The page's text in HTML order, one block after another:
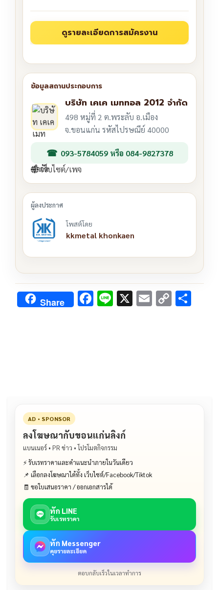
บริษัท เคเค เมททอล 2012 จำกัด
498 หมู่ที่ 2 ต.พระลับ อ.เมือง
จ.ขอนแก่น รหัสไปรษณีย์ 40000
093-5784059 หรือ 084-9827378
เว็บไซต์/เพจ
โพสต์โดย
kkmetal khonkaen
Share F Li X E C
AD • SPONSOR
ลงโฆษณากับขอนแก่นลิงก์
แบนเนอร์ • PR ข่าว • โปรโมตกิจกรรม
⚡ รับเรทราคาและคำแนะนำภายในวันเดียว
📌 เลือกลงโฆษณาได้ทั้ง เว็บไซต์/Facebook/Tiktok
🧾 ขอใบเสนอราคา / ออกเอกสารได้
ทัก LINE
รับเรทราคา
ทัก Messenger
คุยรายละเอียด
ตอบกลับเร็วในเวลาทำการ